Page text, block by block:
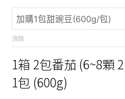
清除
1箱 2包番茄 (6~8顆
1包 (600g)